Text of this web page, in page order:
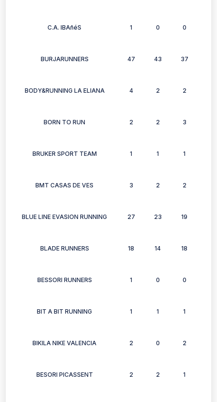
C.A. IBAñéS 1 0 0
BURJARUNNERS 47 43 37
BODY&RUNNING LA ELIANA 4 2 2
BORN TO RUN 2 2 3
BRUKER SPORT TEAM 1 1 1
BMT CASAS DE VES 3 2 2
BLUE LINE EVASION RUNNING 27 23 19
BLADE RUNNERS 18 14 18
BESSORI RUNNERS 1 0 0
BIT A BIT RUNNING 1 1 1
BIKILA NIKE VALENCIA 2 0 2
BESORI PICASSENT 2 2 1